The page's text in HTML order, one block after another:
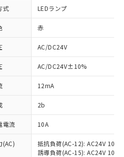
式 LEDランプ
赤
AC/DC24V
AC/DC24V±10%
12mA
2b
電流 10A
(AC)
抵抗負荷(AC-12): AC24V 10A/
誘導負荷(AC-15): AC24V
いただき、同意のうえ
RoHS指令（10物質）の
品が提供可能な商品で
指令（10物質）の非含
切り替える予定のある
RoHS指令（10物質）の
品で、対応品を出す予